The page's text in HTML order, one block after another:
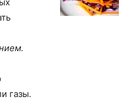
газы.